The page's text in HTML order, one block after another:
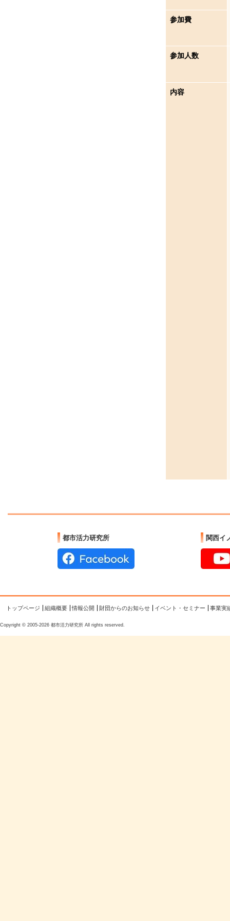
参加費
参加人数
内容
都市活力研究所 関西イ
トップページ 組織概要 情報公開 財団からのお知らせ イベント・セミナー 事業実
Copyright © 2005-2026 都市活力研究所 All rights reserved.